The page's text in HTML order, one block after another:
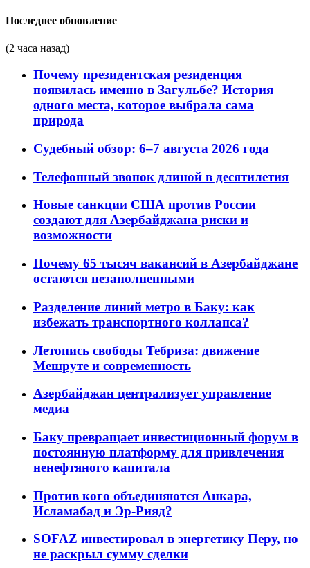
Последнее обновление
(2 часа назад)
Почему президентская резиденция
появилась именно в Загульбе? История
одного места, которое выбрала сама
природа
Судебный обзор: 6–7 августа 2026 года
Телефонный звонок длиной в десятилетия
Новые санкции США против России
создают для Азербайджана риски и
возможности
Почему 65 тысяч вакансий в Азербайджане
остаются незаполненными
Разделение линий метро в Баку: как
избежать транспортного коллапса?
Летопись свободы Тебриза: движение
Мешруте и современность
Азербайджан централизует управление
медиа
Баку превращает инвестиционный форум в
постоянную платформу для привлечения
ненефтяного капитала
Против кого объединяются Анкара,
Исламабад и Эр-Рияд?
SOFAZ инвестировал в энергетику Перу, но
не раскрыл сумму сделки